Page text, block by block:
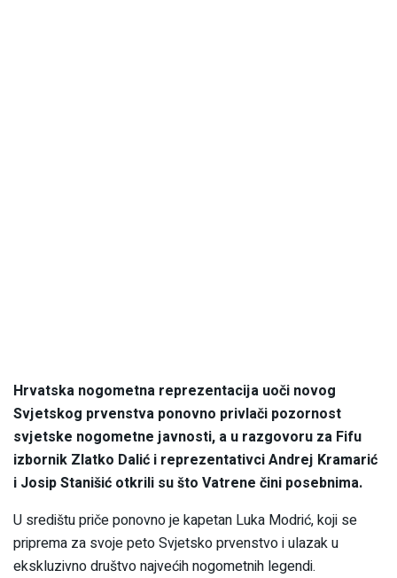
Hrvatska nogometna reprezentacija uoči novog
Svjetskog prvenstva ponovno privlači pozornost
svjetske nogometne javnosti, a u razgovoru za Fifu
izbornik Zlatko Dalić i reprezentativci Andrej Kramarić
i Josip Stanišić otkrili su što Vatrene čini posebnima.
U središtu priče ponovno je kapetan Luka Modrić, koji se
priprema za svoje peto Svjetsko prvenstvo i ulazak u
ekskluzivno društvo najvećih nogometnih legendi.